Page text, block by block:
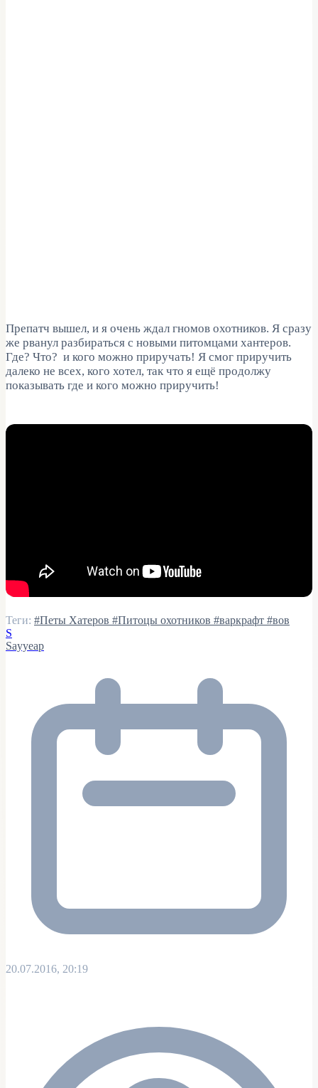
Препатч вышел, и я очень ждал гномов охотников. Я сразу
же рванул разбираться с новыми питомцами хантеров.
Где? Что? и кого можно приручать! Я смог приручить
далеко не всех, кого хотел, так что я ещё продолжу
показывать где и кого можно приручить!
Теги: #Петы Хатеров #Питоцы охотников #варкрафт #вов
S
Sayyeap
20.07.2016, 20:19